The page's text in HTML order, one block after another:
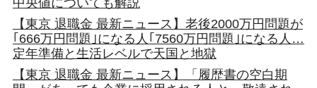
【東京 退職金 最新ニュース】老後2000万円問題が
｢666万円問題｣になる人｢7560万円問題｣になる人…
定年準備と生活レベルで天国と地獄
【東京 退職金 最新ニュース】「履歴書の空白期